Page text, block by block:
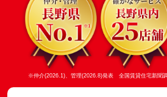
※仲介(2026.1)、管理(2026.8)発表 全国賃貸住宅新聞調